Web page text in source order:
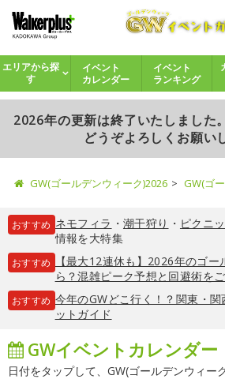
エリアから探
す
イベント
カレンダー
イベント
ランキング
2026年の更新は終了いたしました
どうぞよろしくお願い
GW(ゴールデンウィーク)2026 GW(ゴ
おすすめ ネモフィラ ・ 潮干狩り ・ ピクニ
情報を大特集
おすすめ
【最大12連休も】2026年のゴ
ら？混雑ピーク予想と回避術を
おすすめ 今年のGWどこ行く！？関東・
ットガイド
GWイベントカレンダー
日付をタップして、GW(ゴールデンウィー